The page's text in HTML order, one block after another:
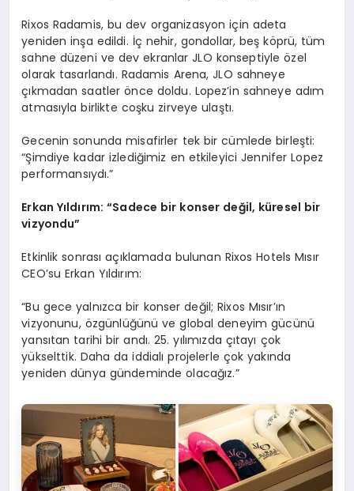
Rixos Radamis, bu dev organizasyon için adeta
yeniden inşa edildi. İç nehir, gondollar, beş köprü, tüm
sahne düzeni ve dev ekranlar JLO konseptiyle özel
olarak tasarlandı. Radamis Arena, JLO sahneye
çıkmadan saatler önce doldu. Lopez’in sahneye adım
atmasıyla birlikte coşku zirveye ulaştı.
Gecenin sonunda misafirler tek bir cümlede birleşti:
“Şimdiye kadar izlediğimiz en etkileyici Jennifer Lopez
performansıydı.”
Erkan Yıldırım:“Sadece bir konser değil, küresel bir
vizyondu”
Etkinlik sonrası açıklamada bulunan Rixos Hotels Mısır
CEO’su Erkan Yıldırım:
“Bu gece yalnızca bir konser değil; Rixos Mısır’ın
vizyonunu, özgünlüğünü ve global deneyim gücünü
yansıtan tarihi bir andı. 25. yılımızda çıtayı çok
yükselttik. Daha da iddialı projelerle çok yakında
yeniden dünya gündeminde olacağız.”